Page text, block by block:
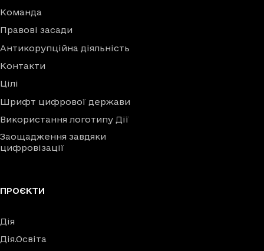
Команда
Правові засади
Антикорупційна діяльність
Контакти
Цілі
Шрифт цифрової держави
Використання логотипу Дії
Заощадження завдяки
цифровізації
ПРОЄКТИ
Дія
Дія.Освіта